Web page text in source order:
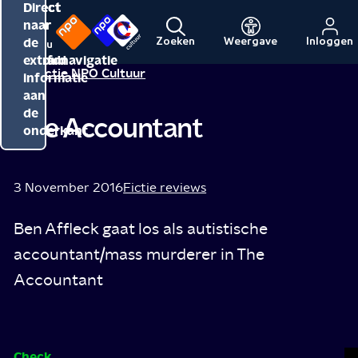
Direct
naar
de
inhoud
Direct
naar
de
hoofdnavigatie
Direct
naar
de
extra
informatie
aan
de
onderkant
Menu
Naar
de
NPO
Naar
de
NPO
Zoeken Weergave Inloggen
Redactie NPO Cultuur
The Accountant
3 November 2016Fictie reviews
Ben Affleck gaat los als autistische
accountant/mass murderer in The
Accountant